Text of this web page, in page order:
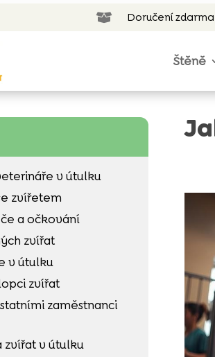
 Doručení zdarma
Štěně
v útulku
zvířetem
a očkování
zvířat
v útulku
zvířat
zaměstnanci
zvířat v útulku